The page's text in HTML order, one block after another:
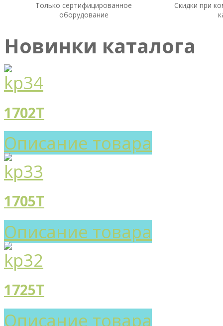
Только сертифицированное
оборудование
Скидки при
Новинки каталога
1702T
Описание товара
1705T
Описание товара
1725T
Описание товара